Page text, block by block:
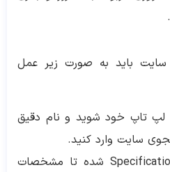
باید به صورت زیر عمل
لپ تاپ خود شوید و نام دقیق
سایت وارد کنید.
سپس به قسمت Specifications شده تا مشخصات